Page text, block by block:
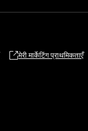
मेरी मार्केटिंग प्राथमिकताएँ